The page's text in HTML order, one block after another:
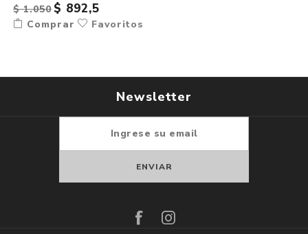
$ 1.050 $ 892,5
Comprar Favoritos
Newsletter